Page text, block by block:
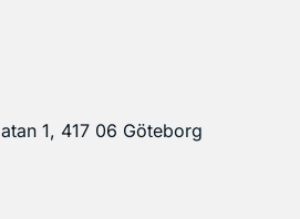
1, 417 06 Göteborg